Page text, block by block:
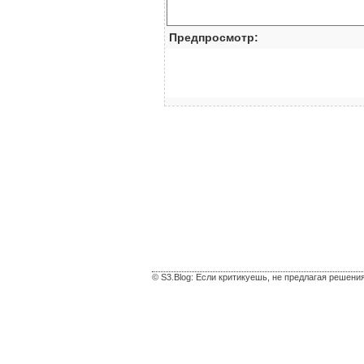
Предпросмотр:
© S3.Blog: Если критикуешь, не предлагая